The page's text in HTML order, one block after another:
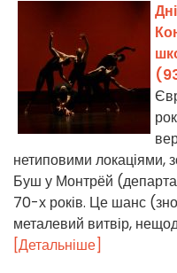
нетиповими локаціями,
Буш у Монтрёй
70-х років. Це шанс
металевий витвір,
[Детальніше]